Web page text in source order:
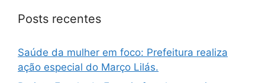
Posts recentes
Saúde da mulher em foco: Prefeitura realiza
ação especial do Março Lilás.